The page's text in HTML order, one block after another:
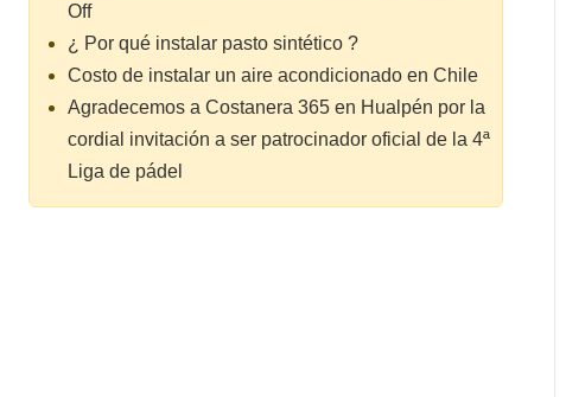
Off
¿ Por qué instalar pasto sintético ?
Costo de instalar un aire acondicionado en Chile
Agradecemos a Costanera 365 en Hualpén por la
cordial invitación a ser patrocinador oficial de la 4ª
Liga de pádel